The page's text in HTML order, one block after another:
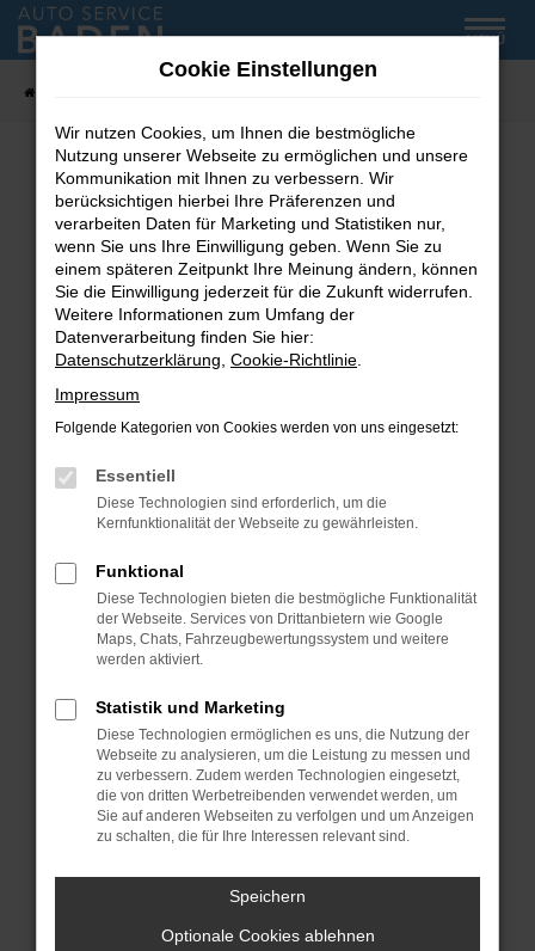
Zum
Hauptinhalt
MENÜ
Fehler: Network Error
Beim Laden ist ein Fehler aufgetreten.
Hier sind ein paar Tipps, die dir helfen können:
Überprüfe deine Firewall und deine
Internetverbindung.
Laden andere Webseiten, zum Beispiel deine
Suchmaschine?
Prüfe deine Browsererweiterungen.
können das Laden bestimmter Seiten
verhindern. Funktioniert die Seite in einem
Fenster?
Starte dein Gerät neu.
Das kann manchmal helfen, vorübergehende
Probleme zu beheben.
Betriebssystem auf dem neuesten Stand
sind.
Veraltete Software birgt nicht nur ein
Sicherheitsrisiko, sondern kann auch dazu
führen, dass bestimmte Funktionen nicht mehr
unterstützt werden.
Wende dich an den Webseitenbetreiber.
Wenn du alle oben genannten Schritte versucht
hast, kontaktiere uns bitte. Wir werden
Cookie Einstellungen
Wir nutzen Cookies, um Ihnen die bestmögliche
Nutzung unserer Webseite zu ermöglichen und unsere
Kommunikation mit Ihnen zu verbessern. Wir
berücksichtigen hierbei Ihre Präferenzen und
verarbeiten Daten für Marketing und Statistiken nur,
wenn Sie uns Ihre Einwilligung geben. Wenn Sie zu
einem späteren Zeitpunkt Ihre Meinung ändern, können
Sie die Einwilligung jederzeit für die Zukunft widerrufen.
Weitere Informationen zum Umfang der
Datenverarbeitung finden Sie hier:
Datenschutzerklärung Cookie-Richtlinie
Impressum
Folgende Kategorien von Cookies werden von uns eingesetzt:
Essentiell
Diese Technologien sind erforderlich, um die
Kernfunktionalität der Webseite zu gewährleisten.
Funktional
Diese Technologien bieten die bestmögliche Funktionalität
der Webseite. Services von Drittanbietern wie Google
Maps, Chats, Fahrzeugbewertungssystem und weitere
werden aktiviert.
Statistik und Marketing
Diese Technologien ermöglichen es uns, die Nutzung der
Webseite zu analysieren, um die Leistung zu messen und
zu verbessern. Zudem werden Technologien eingesetzt,
die von dritten Werbetreibenden verwendet werden, um
Sie auf anderen Webseiten zu verfolgen und um Anzeigen
zu schalten, die für Ihre Interessen relevant sind.
Speichern
Optionale Cookies ablehnen